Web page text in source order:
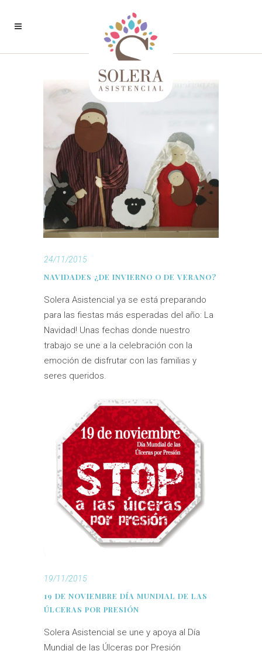
24/11/2015
NAVIDADES ¿DE INVIERNO O DE VERANO?
Solera Asistencial ya se está preparando
para las fiestas más esperadas del año: La
Navidad! Unas fechas donde nuestro
trabajo se une a la celebración con la
emoción de disfrutar con las familias y
seres queridos.
19/11/2015
19 DE NOVIEMBRE DÍA MUNDIAL DE LAS
ÚLCERAS POR PRESIÓN
Solera Asistencial se une y apoya al Día
Mundial de las Úlceras por Presión